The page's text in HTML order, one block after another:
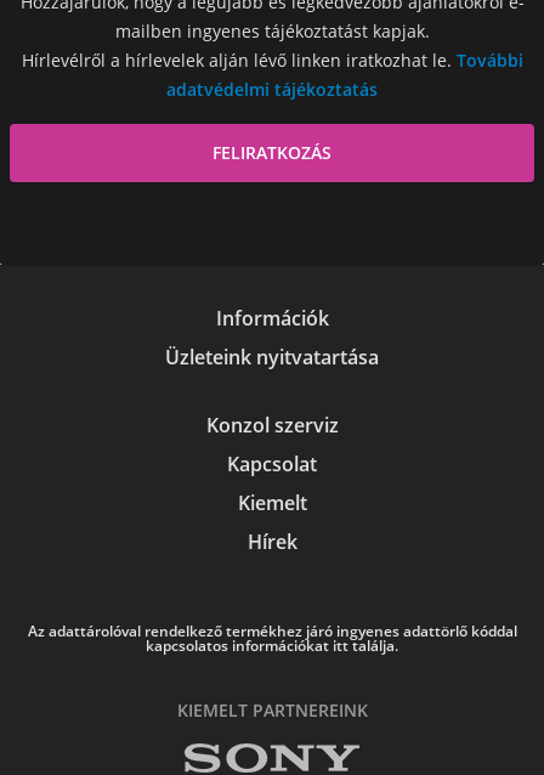
mailben ingyenes tájékoztatást kapjak.
Hírlevélről a hírlevelek alján lévő linken iratkozhat le. További
adatvédelmi tájékoztatás
Információk
Üzleteink nyitvatartása
Konzol szerviz
Kapcsolat
Kiemelt
Hírek
Az adattárolóval rendelkező termékhez járó ingyenes adattörlő kóddal
kapcsolatos információkat itt találja.
KIEMELT PARTNEREINK